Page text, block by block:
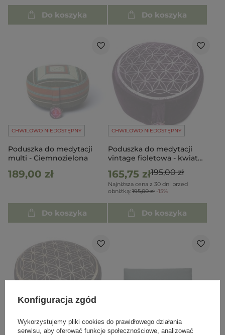
Do koszyka Do koszyka
CHWILOWO NIEDOSTĘPNY
Poduszka do medytacji
multi - Ciemnozielona
189,00 zł
Do koszyka
CHWILOWO NIEDOSTĘPNY
Poduszka do medytacji
vintage fioletowa - kwiat
165,75 zł195,00 zł
Najniższa cena z 30 dni przed
obniżką: 195,00 zł -15%
Do koszyka
CHWILOWO NIEDOSTĘPNY CHWILOWO NIEDOSTĘPNY
Konfiguracja zgód
Wykorzystujemy pliki cookies do prawidłowego działania
serwisu, aby oferować funkcje społecznościowe, analizować